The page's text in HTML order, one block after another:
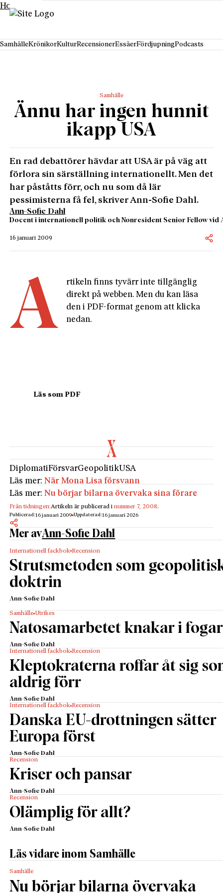
Hoppa till innehåll
SamhälleKrönikorKulturRecensionerEssäerFördjupningPodcasts
Samhälle
Ännu har ingen hunnit
ikapp USA
En rad debattörer hävdar att USA är på väg att
förlora sin särställning internationellt. Men det
har påståtts förr, och nu som då lär
pessimisterna få fel, skriver Ann-Sofie Dahl.
Ann-Sofie Dahl
Docent i internationell politik och Nonresident Senior Fellow vid
16 januari 2009
A
rtikeln finns tyvärr inte tillgänglig
direkt på webben. Men du kan läsa
den i PDF-format genom att klicka
nedan.
DiplomatiFörsvarGeopolitikUSA
Läs mer:När Mona Lisa försvann
Läs mer:Nu börjar bilarna övervaka sina förare
Från tidningen:Artikeln är publicerad inummer 7, 2008.
Publicerad:16 januari 2009 Uppdaterad:16 januari 2026
Mer avAnn-Sofie Dahl
Internationell fackbok Recension
Strutsmetoden som
doktrin
Ann-Sofie Dahl
Samhälle Utrikes
Natosamarbetet knakar i
Ann-Sofie Dahl
Internationell fackbok Recension
Kleptokraterna roffar åt sig
aldrig förr
Ann-Sofie Dahl
Internationell fackbok Recension
Danska EU-drottningen sätter
Europa först
Ann-Sofie Dahl
Recension
Kriser och pansar
Ann-Sofie Dahl
Recension
Olämplig för allt?
Ann-Sofie Dahl
Läs vidare inom Samhälle
Samhälle
Nu börjar bilarna övervaka